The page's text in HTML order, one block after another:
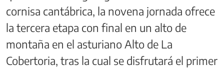
cornisa cantábrica, la novena jornada ofrece
la tercera etapa con final en un alto de
montaña en el asturiano Alto de La
Cobertoria, tras la cual se disfrutará el primer